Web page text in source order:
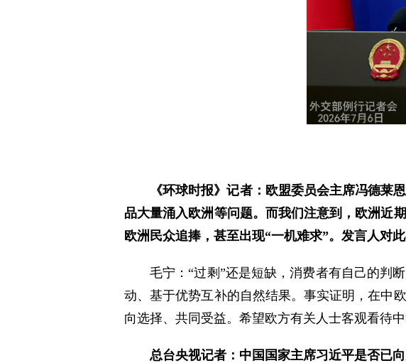
《环球时报》记者：欧盟委员会主席冯德
品大量涌入欧洲等问题。而我们注意到，欧洲近
欧洲民众追捧，甚至出现“一机难求”。发言人对
毛宁：“过剩”还是短缺，消费者有自己的判
动、基于优势互补的自然结果。事实证明，在中
向选择、共同受益。希望欧方有关人士客观看待
总台央视记者：中国国家主席习近平是否已